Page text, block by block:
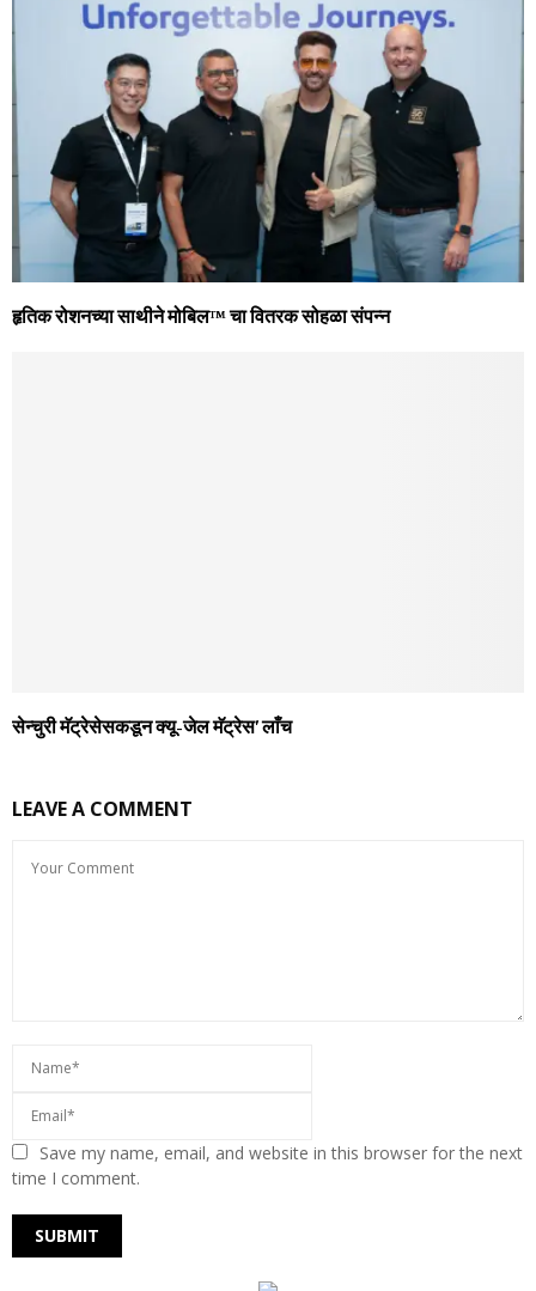
हृतिक रोशनच्या साथीने मोबिल™ चा वितरक सोहळा संपन्न
सेन्‍चुरी मॅट्रेसेसकडून क्‍यू-जेल मॅट्रेस’ लाँच
LEAVE A COMMENT
Save my name, email, and website in this browser for the next
time I comment.